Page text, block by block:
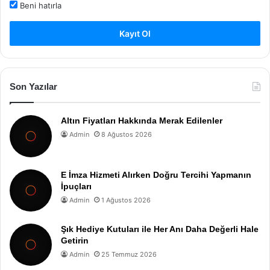
Beni hatırla
Kayıt Ol
Son Yazılar
Altın Fiyatları Hakkında Merak Edilenler
Admin 8 Ağustos 2026
E İmza Hizmeti Alırken Doğru Tercihi Yapmanın
İpuçları
Admin 1 Ağustos 2026
Şık Hediye Kutuları ile Her Anı Daha Değerli Hale
Getirin
Admin 25 Temmuz 2026